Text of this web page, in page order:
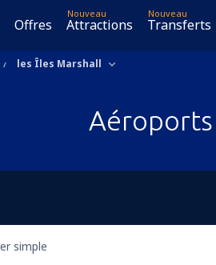
Offres
Nouveau
Attractions
Nouveau
Transferts
les Îles Marshall
Aéroports
simple